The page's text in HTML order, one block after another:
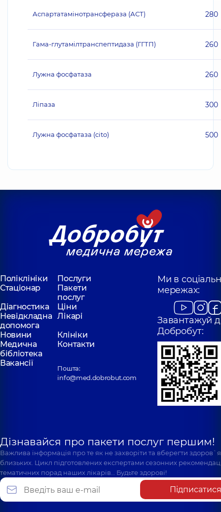
Аспартатамінотрансфераза (АСТ) 280
Гама-глутамілтранспептидаза (ГГТП) 260
Лужна фосфатаза 260
Ліпаза 300
Лужна фосфатаза (cito) 500
Поліклініки
Послуги
Стаціонар
Пакети
послуг
Діагностика
Ціни
Невідкладна
допомога
Лікарі
Новини
Клініки
Медична
бібліотека
Контакти
Вакансії
Пошта:
info@med.dobrobut.com
Ми в
мережах:
Завантажуй
Добробут:
Дізнавайся про пакети послуг першим!
Важлива інформація про те як не захворіти та вберегти
близьких. Цикл підготовлених експертами сезонних
тематичних порад наших лікарів… Будьте здорові!
Підписатися